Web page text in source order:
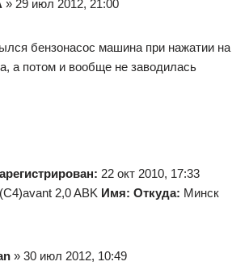
» 29 июл 2012, 21:00
бензонасос машина при нажатии на
а потом и вообще не заводилась
22 окт 2010, 17:33
2,0 ABK Имя: Откуда: Минск
» 30 июл 2012, 10:49